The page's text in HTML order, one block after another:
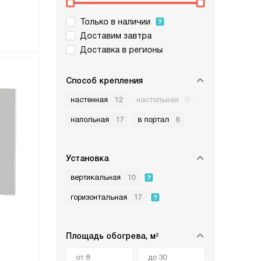
Только в наличии
Доставим завтра
Доставка в регионы
Способ крепления
настенная 12 настольная 0
напольная 17 в портал 6
Установка
вертикальная 10
горизонтальная 17
Площадь обогрева, м²